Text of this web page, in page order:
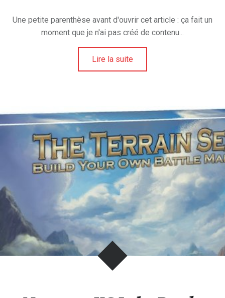
Une petite parenthèse avant d'ouvrir cet article : ça fait un
moment que je n'ai pas créé de contenu...
Lire la suite